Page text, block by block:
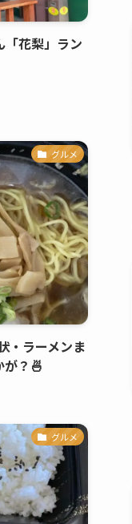
「花梨」ラン
グルメ
・ラーメンま
？🍜
グルメ